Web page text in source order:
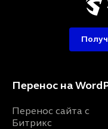
Перенос на
Перенос сайта с
Битрикс